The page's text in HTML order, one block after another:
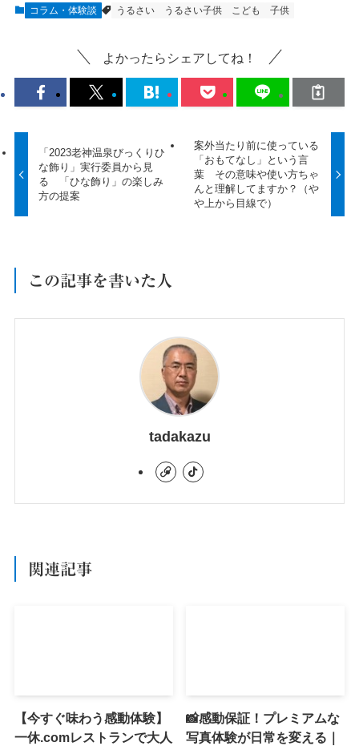
コラム・体験談 うるさい うるさい子供 こども 子供
よかったらシェアしてね！
「2023老神温泉びっくりひ
な飾り」実行委員から見
る 「ひな飾り」の楽しみ
方の提案
案外当たり前に使っている
「おもてなし」という言
葉 その意味や使い方ちゃ
んと理解してますか？（や
や上から目線で）
この記事を書いた人
tadakazu
関連記事
【今すぐ味わう感動体験】
一休.comレストランで大人
📸感動保証！プレミアムな
写真体験が日常を変える｜